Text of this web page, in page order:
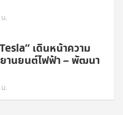
.
เดินหน้าความ
านยนต์ไฟฟ้า – พัฒนา
.